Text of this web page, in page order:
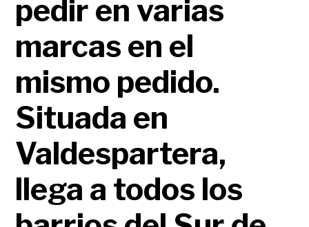
pedir en varias
marcas en el
mismo pedido.
Situada en
Valdespartera,
llega a todos los